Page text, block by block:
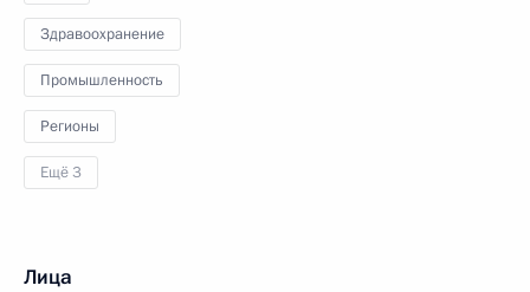
Здравоохранение
Промышленность
Регионы
Ещё 3
Лица